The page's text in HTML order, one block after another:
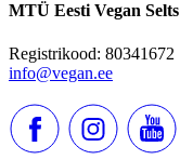
MTÜ Eesti Vegan Selts
Registrikood: 80341672
info@vegan.ee